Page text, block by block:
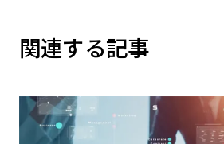
関連する記事